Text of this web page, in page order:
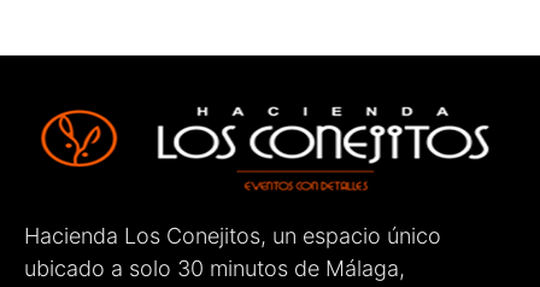
invitados nos sintiéramos muy cómodos.
celebrar cualquier evento. ¡Enhorabuena por el
gran trabajo que hacéis!
Hacienda Los Conejitos, un espacio único
ubicado a solo 30 minutos de Málaga,